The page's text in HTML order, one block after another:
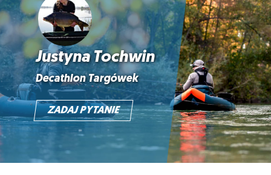
Justyna Tochwin
Decathlon Targówek
ZADAJ PYTANIE